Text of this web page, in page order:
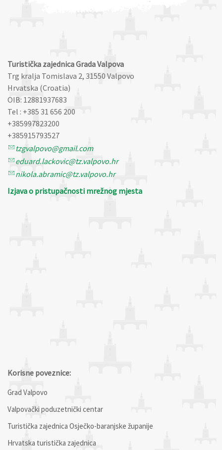
Turistička zajednica Grada Valpova
Trg kralja Tomislava 2, 31550 Valpovo
Hrvatska (Croatia)
OIB: 12881937683
Tel : +385 31 656 200
+385997823200
+385915793527
tzgvalpovo@gmail.com
eduard.lackovic@tz.valpovo.hr
nikola.abramic@tz.valpovo.hr
Izjava o pristupačnosti mrežnog mjesta
Korisne poveznice:
Grad Valpovo
Valpovački poduzetnički centar
Turistička zajednica Osječko-baranjske županije
Hrvatska turistička zajednica